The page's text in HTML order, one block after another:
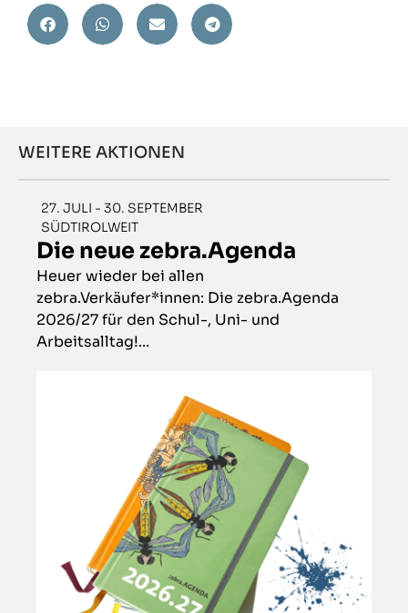
WEITERE AKTIONEN
27. JULI - 30. SEPTEMBER
SÜDTIROLWEIT
Die neue zebra.Agenda
Heuer wieder bei allen
zebra.Verkäufer*innen: Die zebra.Agenda
2026/27 für den Schul-, Uni- und
Arbeitsalltag!...